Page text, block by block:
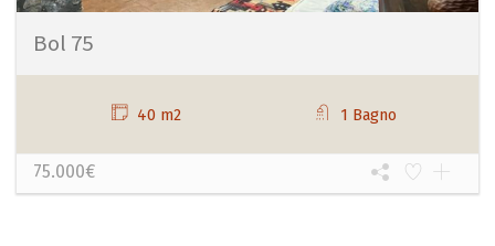
Bol 75
40 m2 1 Bagno
75.000€